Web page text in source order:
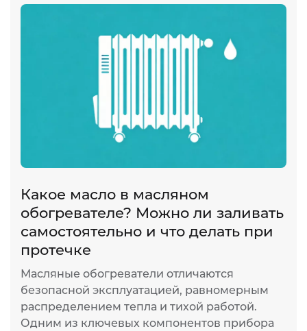
Какое масло в масляном
обогревателе? Можно ли заливать
самостоятельно и что делать при
протечке
Масляные обогреватели отличаются
безопасной эксплуатацией, равномерным
распределением тепла и тихой работой.
Одним из ключевых компонентов прибора